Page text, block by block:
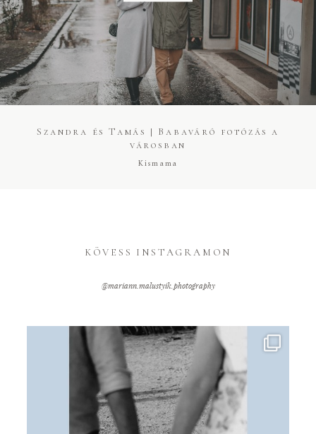
Kapcsolat
Árak
Fotó + Film
Szandra és Tamás | Babaváró fotózás a
városban
Kismama
KÖVESS INSTAGRAMON
@mariann.malustyik.photography